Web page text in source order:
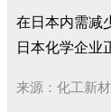
在日本内需减
日本化学企业
来源：化工新